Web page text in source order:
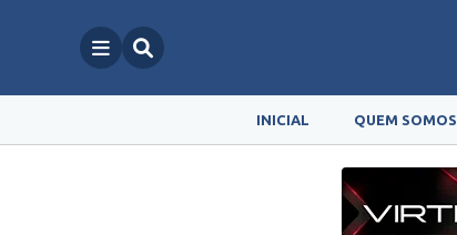
INICIAL QUEM SOMOS